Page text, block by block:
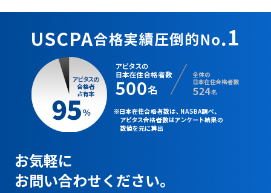
お気軽に
お問い合わせください。